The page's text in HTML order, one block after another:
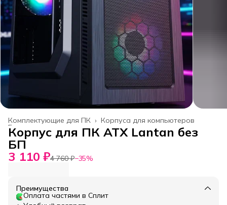
Корпуса для компьютеров
Комплектующие для ПК ›
Главная
Корпус для ПК ATX Lantan без
БП
3 110 ₽4 760 ₽−35%
Преимущества
Оплата частями в Сплит